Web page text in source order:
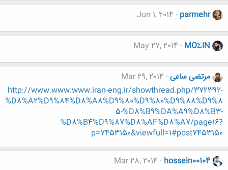
parmehr
Jun 1, 2014
MOΣIN
May 27, 2014
مرتضی ساعی Mar 29, 2014
http://www.www.www.iran-eng.ir/showthread.php/372392-
%D8%A2%D9%84%D8%A8%D9%80%D9%80%D9%88%D9%8
5-%D8%B9%DA%A9%D8%B3-
%D8%B4%D9%87%D8%AF%D8%A7/page16?
p=7453150&viewfull=1#post7453150
hossein00104
Mar 28, 2014